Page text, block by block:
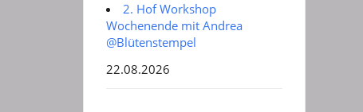
2. Hof Workshop
Wochenende mit Andrea
@Blütenstempel
22.08.2026